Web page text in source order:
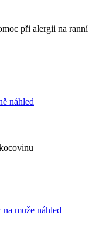
při alergii na ranní
náhled
náhled